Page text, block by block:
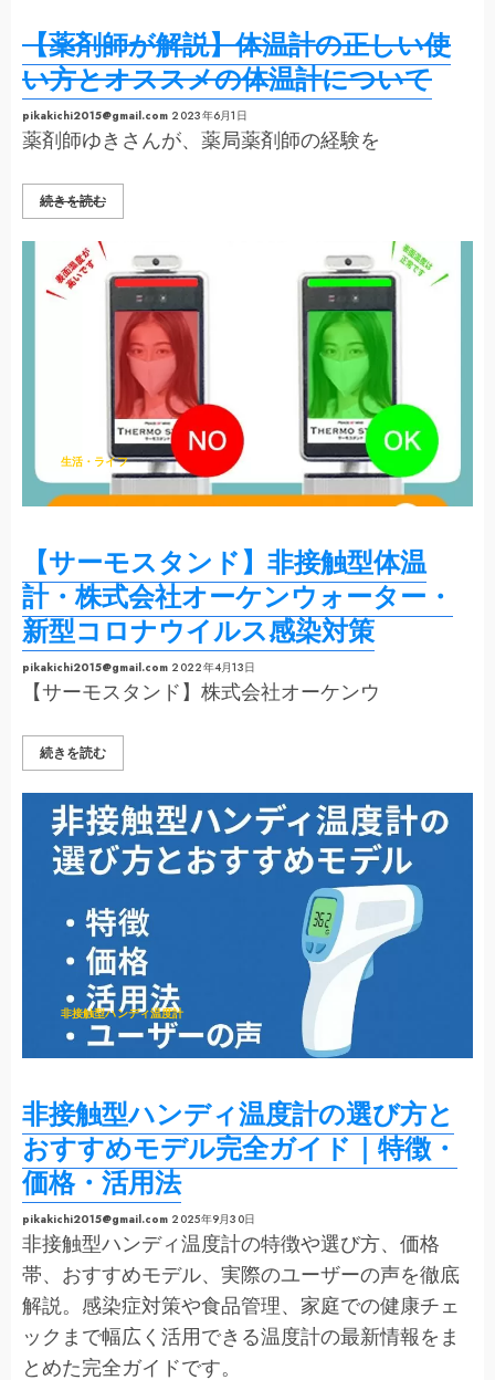
を
ご
覧
く
だ
さ
い
【薬剤師が解説】体温計の正しい使
い方とオススメの体温計について
pikakichi2015@gmail.com 2023年6月1日
薬剤師ゆきさんが、薬局薬剤師の経験を
続きを読む【薬
剤
解
説】
体
温
計
正
い
と
オ
ス
ス
メ
の
体
温
い
て
の
詳
細
を
ご
覧
く
だ
さ
い
生活・ライフ
【サーモスタンド】非接触型体温
計・株式会社オーケンウォーター・
新型コロナウイルス感染対策
pikakichi2015@gmail.com 2022年4月13日
【サーモスタンド】株式会社オーケンウ
続きを読む【サ
ー
ス
タ
ン
ド】
非
接
触
温
計・
株
式
会
社
オ
ー
ケ
ン
ウ
ォ
ー・
新
型
コ
ロ
ナ
ウ
イ
ル
ス
感
染
策
の
詳
細
を
ご
覧
く
だ
非接触型ハンディ温度計
非接触型ハンディ温度計の選び方と
おすすめモデル完全ガイド｜特徴・
価格・活用法
pikakichi2015@gmail.com 2025年9月30日
非接触型ハンディ温度計の特徴や選び方、価格
帯、おすすめモデル、実際のユーザーの声を徹底
解説。感染症対策や食品管理、家庭での健康チェ
ックまで幅広く活用できる温度計の最新情報をま
とめた完全ガイドです。